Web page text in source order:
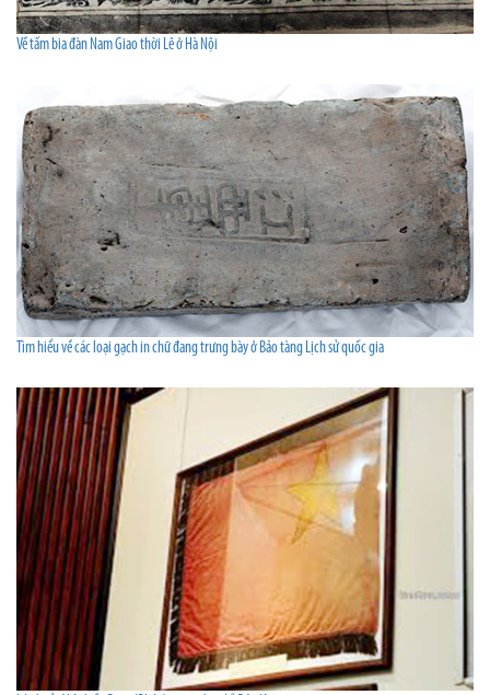
Về tấm bia đàn Nam Giao thời Lê ở Hà Nội
Tìm hiểu về các loại gạch in chữ đang trưng bày ở Bảo tàng Lịch sử quốc gia